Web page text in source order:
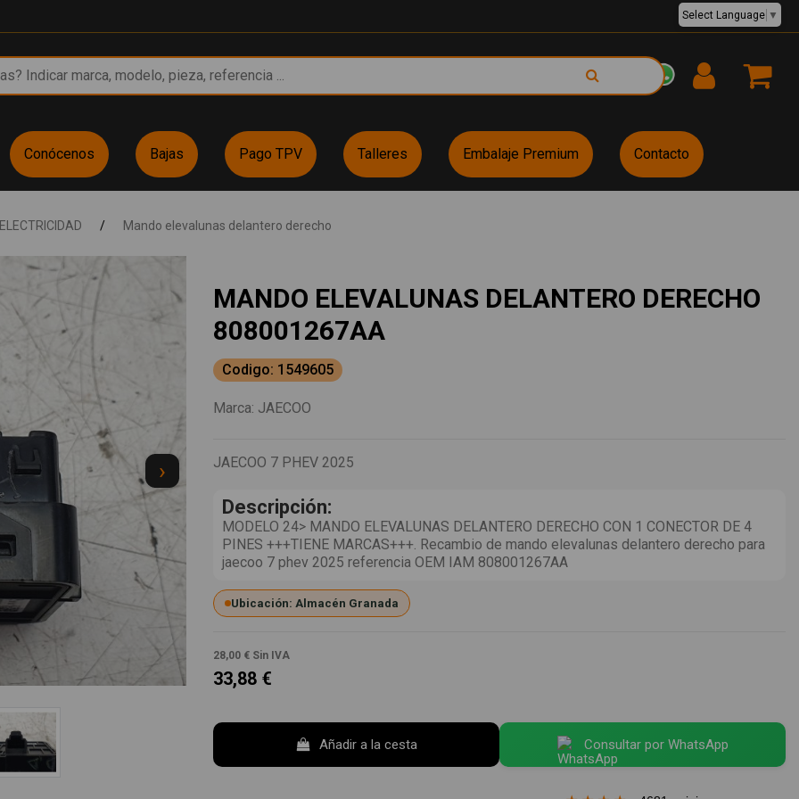
EUR €
Select Language ▼
Conócenos Bajas Pago TPV Talleres Embalaje Premium Contacto
ELECTRICIDAD / Mando elevalunas delantero derecho
›
MANDO ELEVALUNAS DELANTERO DERECHO
808001267AA
Codigo: 1549605
Marca: JAECOO
JAECOO 7 PHEV 2025
Descripción:
MODELO 24> MANDO ELEVALUNAS DELANTERO DERECHO CON 1 CONECTOR DE 4
PINES +++TIENE MARCAS+++. Recambio de mando elevalunas delantero derecho para
jaecoo 7 phev 2025 referencia OEM IAM 808001267AA
Ubicación: Almacén Granada
28,00 € Sin IVA
33,88 €
Añadir a la cesta Consultar por WhatsApp